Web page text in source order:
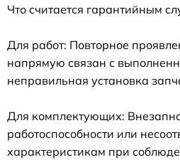
Что считается гарантийным
Для работ: Повторное
напрямую связан с
неправильная установка
Для комплектующих:
работоспособности или
характеристикам при